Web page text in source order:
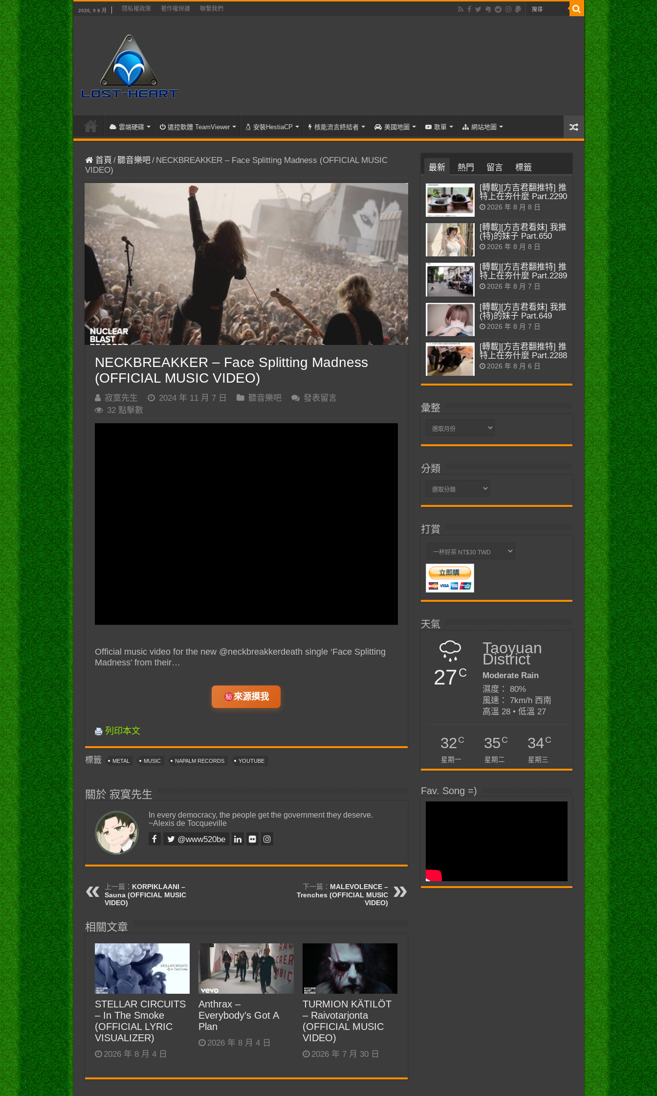
2026, 9 8 月 隱私權政策 著作權保護 聯繫我們
雲端硬碟 遠控軟體 TeamViewer 安裝HestiaCP 核能流言終結者 美國地圖 歌單 網站地圖
首頁 /聽音樂吧/ NECKBREAKKER – Face Splitting Madness (OFFICIAL MUSIC
VIDEO)
NECKBREAKKER – Face Splitting Madness
(OFFICIAL MUSIC VIDEO)
寂寞先生 2024 年 11 月 7 日 聽音樂吧
發表留言
32 點擊數
Official music video for the new @neckbreakkerdeath single ‘Face Splitting
Madness’ from their…
來源摸我
列印本文
標籤 METAL MUSIC NAPALM RECORDS YOUTUBE
關於 寂寞先生
In every democracy, the people get the government they deserve.
~Alexis de Tocqueville
@www520be
上一篇： KORPIKLAANI –
Sauna (OFFICIAL MUSIC
VIDEO)
下一篇： MALEVOLENCE –
Trenches (OFFICIAL MUSIC
VIDEO)
相關文章
STELLAR CIRCUITS
– In The Smoke
(OFFICIAL LYRIC
VISUALIZER)
2026 年 8 月 4 日
Anthrax –
Everybody’s Got A
Plan
2026 年 8 月 4 日
TURMION KÄTILÖT
– Raivotarjonta
(OFFICIAL MUSIC
VIDEO)
2026 年 7 月 30 日
最新 熱門 留言 標籤
[轉載][方吉君翻推特] 推
特上在夯什麼 Part.2290
2026 年 8 月 8 日
[轉載][方吉君看妹] 我推
(特)的妹子 Part.650
2026 年 8 月 8 日
[轉載][方吉君翻推特] 推
特上在夯什麼 Part.2289
2026 年 8 月 7 日
[轉載][方吉君看妹] 我推
(特)的妹子 Part.649
2026 年 8 月 7 日
[轉載][方吉君翻推特] 推
特上在夯什麼 Part.2288
2026 年 8 月 6 日
彙整
彙
分類
分
打賞
天氣
27C
Taoyuan
District
Moderate Rain
濕度： 80%
風速： 7km/h 西南
高溫 28 • 低溫 27
32C
星期一
35C
星期二
34C
星期三
Fav. Song =)